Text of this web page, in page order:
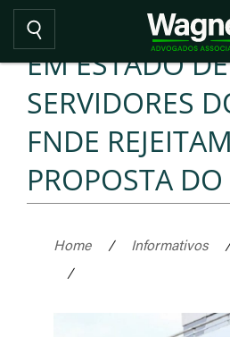
EM ESTADO
SERVIDORES
FNDE REJEITAM
PROPOSTA
Home / Informativos
/